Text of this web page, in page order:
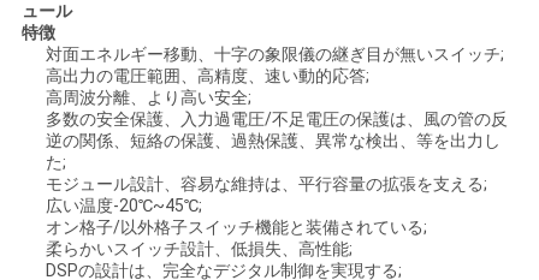
ニ
見
ュール
特徴
対面エネルギー移動、十字の象限儀の継ぎ目が無いスイッチ;
高出力の電圧範囲、高精度、速い動的応答;
高周波分離、より高い安全;
多数の安全保護、入力過電圧/不足電圧の保護は、風の管の反
逆の関係、短絡の保護、過熱保護、異常な検出、等を出力し
た;
モジュール設計、容易な維持は、平行容量の拡張を支える;
広い温度-20℃~45℃;
オン格子/以外格子スイッチ機能と装備されている;
柔らかいスイッチ設計、低損失、高性能;
DSPの設計は、完全なデジタル制御を実現する;